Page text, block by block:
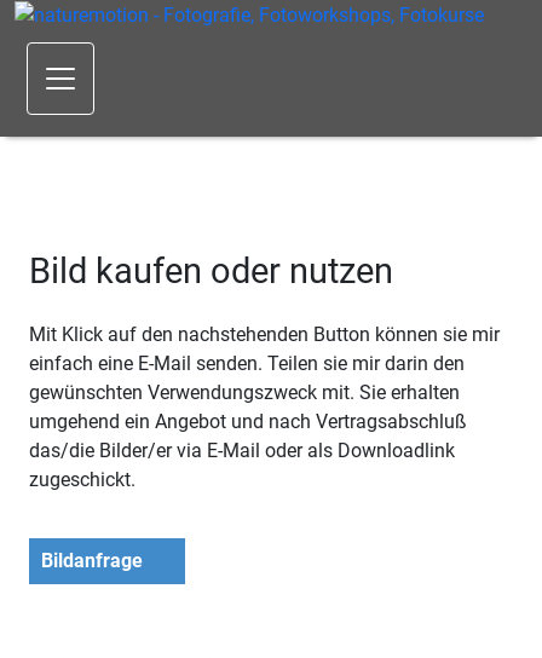
Bild kaufen oder nutzen
Mit Klick auf den nachstehenden Button können sie mir
einfach eine E-Mail senden. Teilen sie mir darin den
gewünschten Verwendungszweck mit. Sie erhalten
umgehend ein Angebot und nach Vertragsabschluß
das/die Bilder/er via E-Mail oder als Downloadlink
zugeschickt.
Bildanfrage